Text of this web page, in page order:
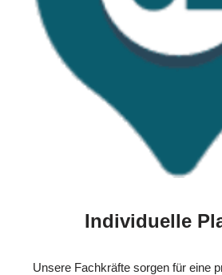
Individuelle
Unsere Fachkräfte sorgen für eine